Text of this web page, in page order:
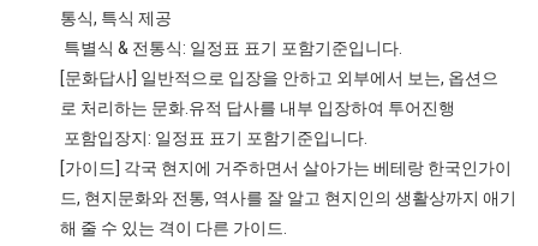
통식, 특식 제공
특별식 & 전통식: 일정표 표기 포함기준입니다.
[문화답사] 일반적으로 입장을 안하고 외부에서 보는, 옵션으
로 처리하는 문화.유적 답사를 내부 입장하여 투어진행
포함입장지: 일정표 표기 포함기준입니다.
[가이드] 각국 현지에 거주하면서 살아가는 베테랑 한국인가이
드, 현지문화와 전통, 역사를 잘 알고 현지인의 생활상까지 애기
해 줄 수 있는 격이 다른 가이드.